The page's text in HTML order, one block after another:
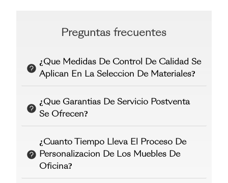
Preguntas frecuentes
¿Qué Medidas De Control De Calidad Se
Aplican En La Selección De Materiales?
¿Qué Garantías De Servicio Postventa
Se Ofrecen?
¿Cuánto Tiempo Lleva El Proceso De
Personalización De Los Muebles De
Oficina?